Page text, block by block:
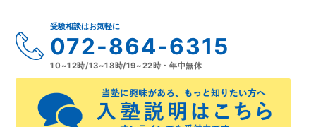
受験相談はお気軽に
072-864-6315
10~12時/13~18時/19~22時・年中無休